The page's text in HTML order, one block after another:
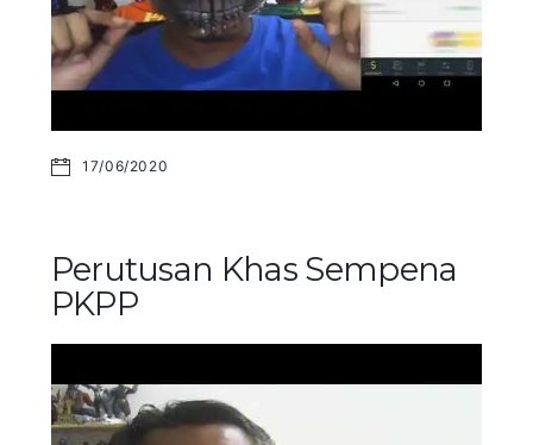
17/06/2020
Perutusan Khas Sempena
PKPP